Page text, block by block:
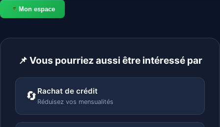
Mon espace
📌 Vous pourriez aussi être intéressé par
🔄 Rachat de crédit
Réduisez vos mensualités